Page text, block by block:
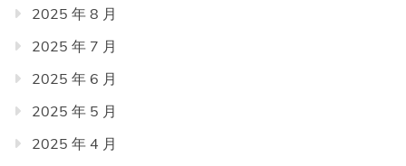
2025 年 8 月
2025 年 7 月
2025 年 6 月
2025 年 5 月
2025 年 4 月